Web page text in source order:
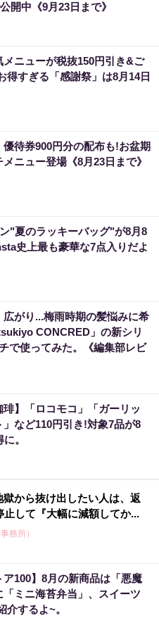
開中《9月23日まで》
メニューが税抜150円引き&ご
得すぎる「感謝祭」は8月14日
優待券900円分の配布も!お盆期
ニュー登場《8月23日まで》
"夏のラッキーバッグ"が8月8
史上最も豪華な7点入りだよ
広がり...梅雨時期の髪悩みに希
CONCRED」の新シリ
で使ってみた。《編集部レビ
琲】「ロコモコ」「ガーリッ
」など110円引き!対象7品が8
。
獄から抜け出したい人は、返
止して『大幅に減額してか...
務所）
買って一度も当たらない人
きりしてます
ルファーム ）
ア100】8月の新商品は「悪魔
ミニ海苔弁当」、スイーツ
介するよ~。